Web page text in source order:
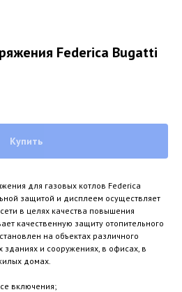
Federica Bugatti
Купить
для газовых котлов Federica
защитой и дисплеем осуществляет
в целях качества повышения
качественную защиту отопительного
на объектах различного
и сооружениях, в офисах, в
домах.
включения;